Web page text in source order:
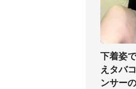
下着姿
えタバ
ンサー